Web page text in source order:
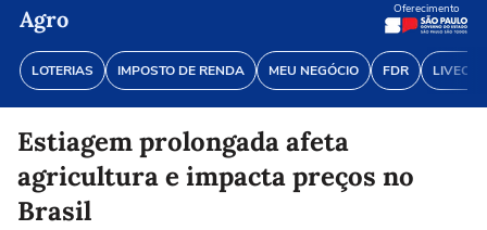
Agro
LOTERIAS IMPOSTO DE RENDA MEU NEGÓCIO FDR
Oferecimento
Estiagem prolongada afeta
agricultura e impacta preços no
Brasil